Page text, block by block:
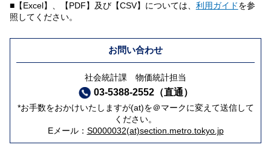
■【Excel】、【PDF】及び【CSV】については、 利用ガイドを参
照してください。
お問い合わせ
社会統計課 物価統計担当
03-5388-2552（直通）
*お手数をおかけいたしますが(at)を＠マークに変えて送信して
ください。
Eメール： S0000032(at)section.metro.tokyo.jp